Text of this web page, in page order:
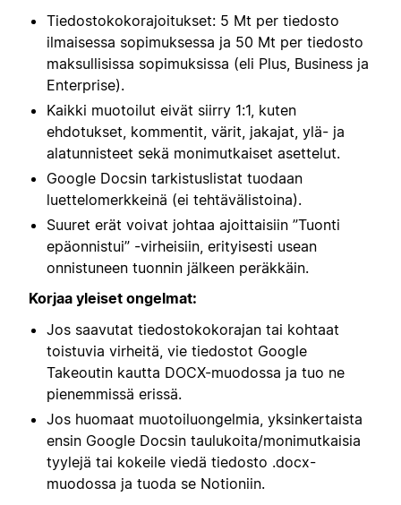
Tiedostokokorajoitukset: 5 Mt per tiedosto
ilmaisessa sopimuksessa ja 50 Mt per tiedosto
maksullisissa sopimuksissa (eli Plus, Business ja
Enterprise).
Kaikki muotoilut eivät siirry 1:1, kuten
ehdotukset, kommentit, värit, jakajat, ylä- ja
alatunnisteet sekä monimutkaiset asettelut.
Google Docsin tarkistuslistat tuodaan
luettelomerkkeinä (ei tehtävälistoina).
Suuret erät voivat johtaa ajoittaisiin ”Tuonti
epäonnistui” -virheisiin, erityisesti usean
onnistuneen tuonnin jälkeen peräkkäin.
Korjaa yleiset ongelmat:
Jos saavutat tiedostokokorajan tai kohtaat
toistuvia virheitä, vie tiedostot Google
Takeoutin kautta DOCX-muodossa ja tuo ne
pienemmissä erissä.
Jos huomaat muotoiluongelmia, yksinkertaista
ensin Google Docsin taulukoita/monimutkaisia
tyylejä tai kokeile viedä tiedosto .docx-
muodossa ja tuoda se Notioniin.